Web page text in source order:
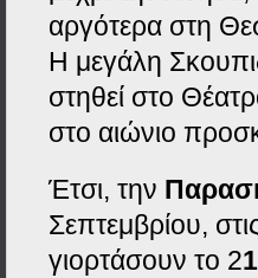
αργότερα στη
Η μεγάλη
στηθεί στο
στο αιώνιο
Έτσι, την
Σεπτεμβρίου,
γιορτάσουν το 21